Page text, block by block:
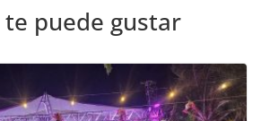
puede gustar